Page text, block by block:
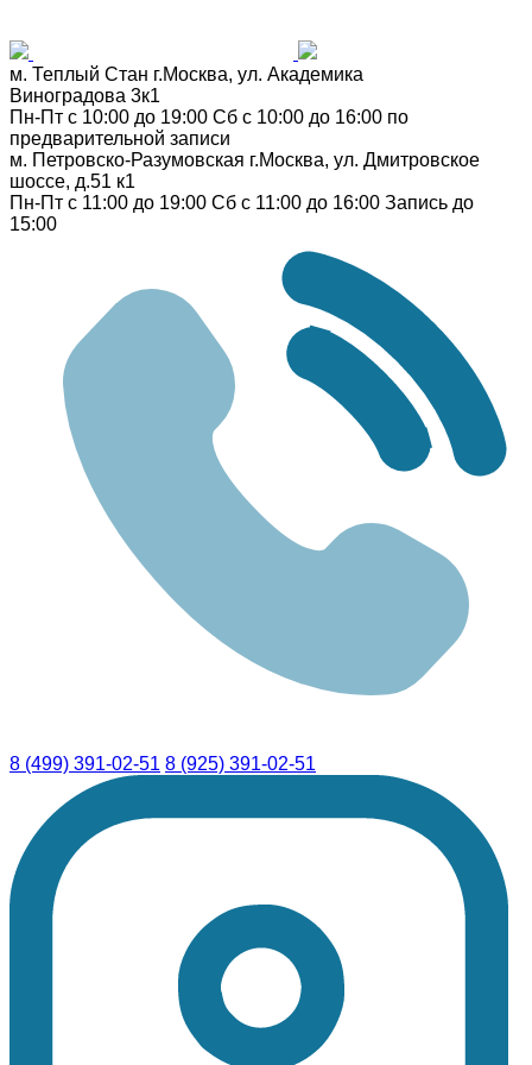
м. Теплый Стан г.Москва, ул. Академика
Виноградова 3к1
Пн-Пт с 10:00 до 19:00 Сб с 10:00 до 16:00 по
предварительной записи
м. Петровско-Разумовская г.Москва, ул. Дмитровское
шоссе, д.51 к1
Пн-Пт с 11:00 до 19:00 Сб с 11:00 до 16:00 Запись до
15:00
8 (499) 391-02-51 8 (925) 391-02-51